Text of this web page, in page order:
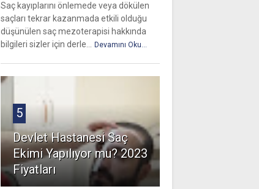
Saç kayıplarını önlemede veya dökülen
saçları tekrar kazanmada etkili olduğu
düşünülen saç mezoterapisi hakkında
bilgileri sizler için derle...
Devamını Oku...
5
Devlet Hastanesi Saç
Ekimi Yapılıyor mu? 2023
Fiyatları